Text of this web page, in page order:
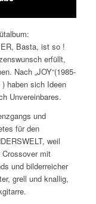
Basta, ist so !
erfüllt,
Nach „JOY“(1985-
) haben sich Ideen
Unvereinbares.
und
für den
weil
mit
und bilderreicher
grell und knallig,